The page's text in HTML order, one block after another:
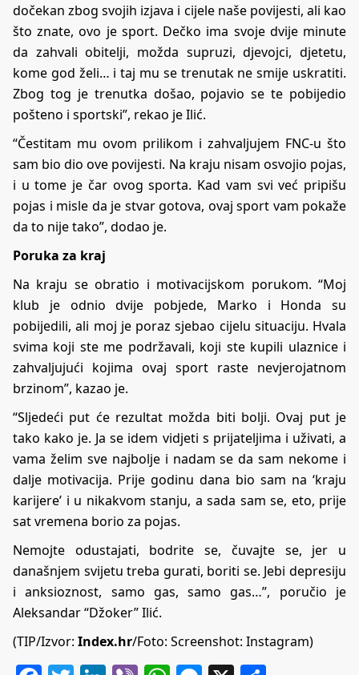
dočekan zbog svojih izjava i cijele naše povijesti, ali kao
što znate, ovo je sport. Dečko ima svoje dvije minute
da zahvali obitelji, možda supruzi, djevojci, djetetu,
kome god želi… i taj mu se trenutak ne smije uskratiti.
Zbog tog je trenutka došao, pojavio se te pobijedio
pošteno i sportski”, rekao je Ilić.
“Čestitam mu ovom prilikom i zahvaljujem FNC-u što
sam bio dio ove povijesti. Na kraju nisam osvojio pojas,
i u tome je čar ovog sporta. Kad vam svi već pripišu
pojas i misle da je stvar gotova, ovaj sport vam pokaže
da to nije tako”, dodao je.
Poruka za kraj
Na kraju se obratio i motivacijskom porukom. “Moj
klub je odnio dvije pobjede, Marko i Honda su
pobijedili, ali moj je poraz sjebao cijelu situaciju. Hvala
svima koji ste me podržavali, koji ste kupili ulaznice i
zahvaljujući kojima ovaj sport raste nevjerojatnom
brzinom”, kazao je.
“Sljedeći put će rezultat možda biti bolji. Ovaj put je
tako kako je. Ja se idem vidjeti s prijateljima i uživati, a
vama želim sve najbolje i nadam se da sam nekome i
dalje motivacija. Prije godinu dana bio sam na ‘kraju
karijere’ i u nikakvom stanju, a sada sam se, eto, prije
sat vremena borio za pojas.
Nemojte odustajati, bodrite se, čuvajte se, jer u
današnjem svijetu treba gurati, boriti se. Jebi depresiju
i anksioznost, samo gas, samo gas…”, poručio je
Aleksandar “Džoker” Ilić.
(TIP/Izvor: Index.hr/Foto: Screenshot: Instagram)